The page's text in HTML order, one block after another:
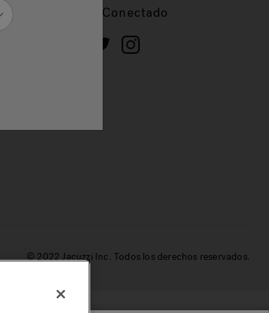
Mantente Conectado
© 2022 Jacuzzi Inc. Todos los derechos reservados.